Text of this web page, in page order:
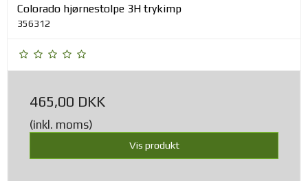
Colorado hjørnestolpe 3H trykimp
356312
465,00 DKK
(inkl. moms)
Vis produkt